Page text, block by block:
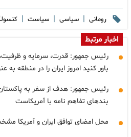
رومانی | سیاسی | سیاست |
اخبار مرتبط
رئیس جمهور: قدرت، سرمایه و
باور کنید امروز ایران را در منطقه
رئیس جمهور: هدف از سفر به
بندهای تفاهم نامه با آمریکاست
محل امضای توافق ایران و آمریکا